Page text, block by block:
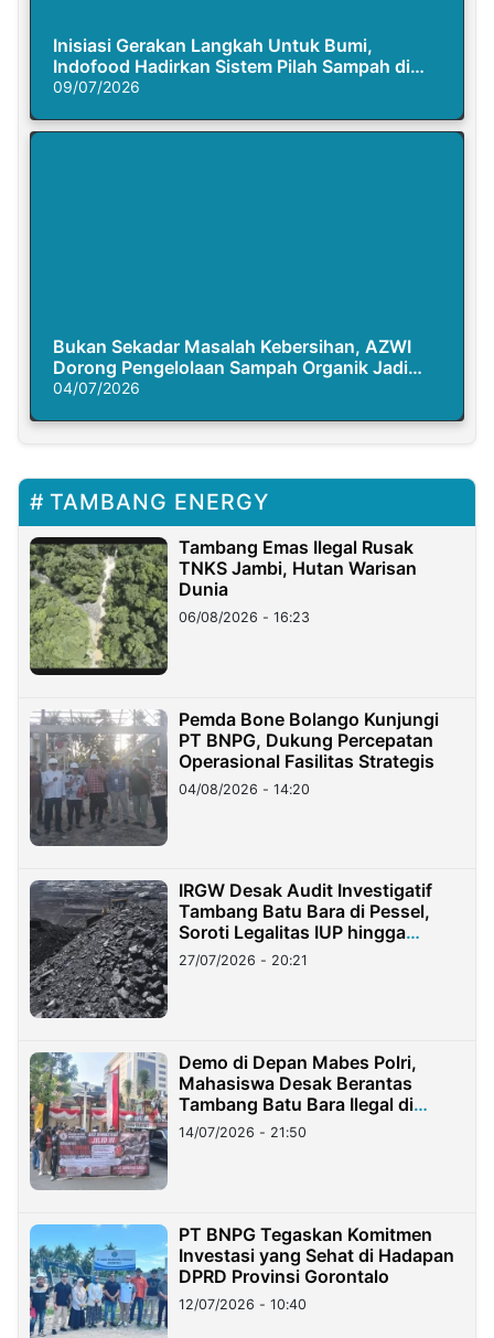
Inisiasi Gerakan Langkah Untuk Bumi,
Indofood Hadirkan Sistem Pilah Sampah di
Semasa Piknik
09/07/2026
Bukan Sekadar Masalah Kebersihan, AZWI
Dorong Pengelolaan Sampah Organik Jadi
Solusi Krisis Iklim
04/07/2026
TAMBANG ENERGY
Tambang Emas Ilegal Rusak
TNKS Jambi, Hutan Warisan
Dunia
06/08/2026 - 16:23
Pemda Bone Bolango Kunjungi
PT BNPG, Dukung Percepatan
Operasional Fasilitas Strategis
04/08/2026 - 14:20
IRGW Desak Audit Investigatif
Tambang Batu Bara di Pessel,
Soroti Legalitas IUP hingga
Stockpile
27/07/2026 - 20:21
Demo di Depan Mabes Polri,
Mahasiswa Desak Berantas
Tambang Batu Bara Ilegal di
Lampung
14/07/2026 - 21:50
PT BNPG Tegaskan Komitmen
Investasi yang Sehat di Hadapan
DPRD Provinsi Gorontalo
12/07/2026 - 10:40